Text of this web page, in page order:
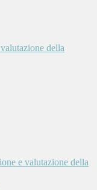
della
e valutazione della